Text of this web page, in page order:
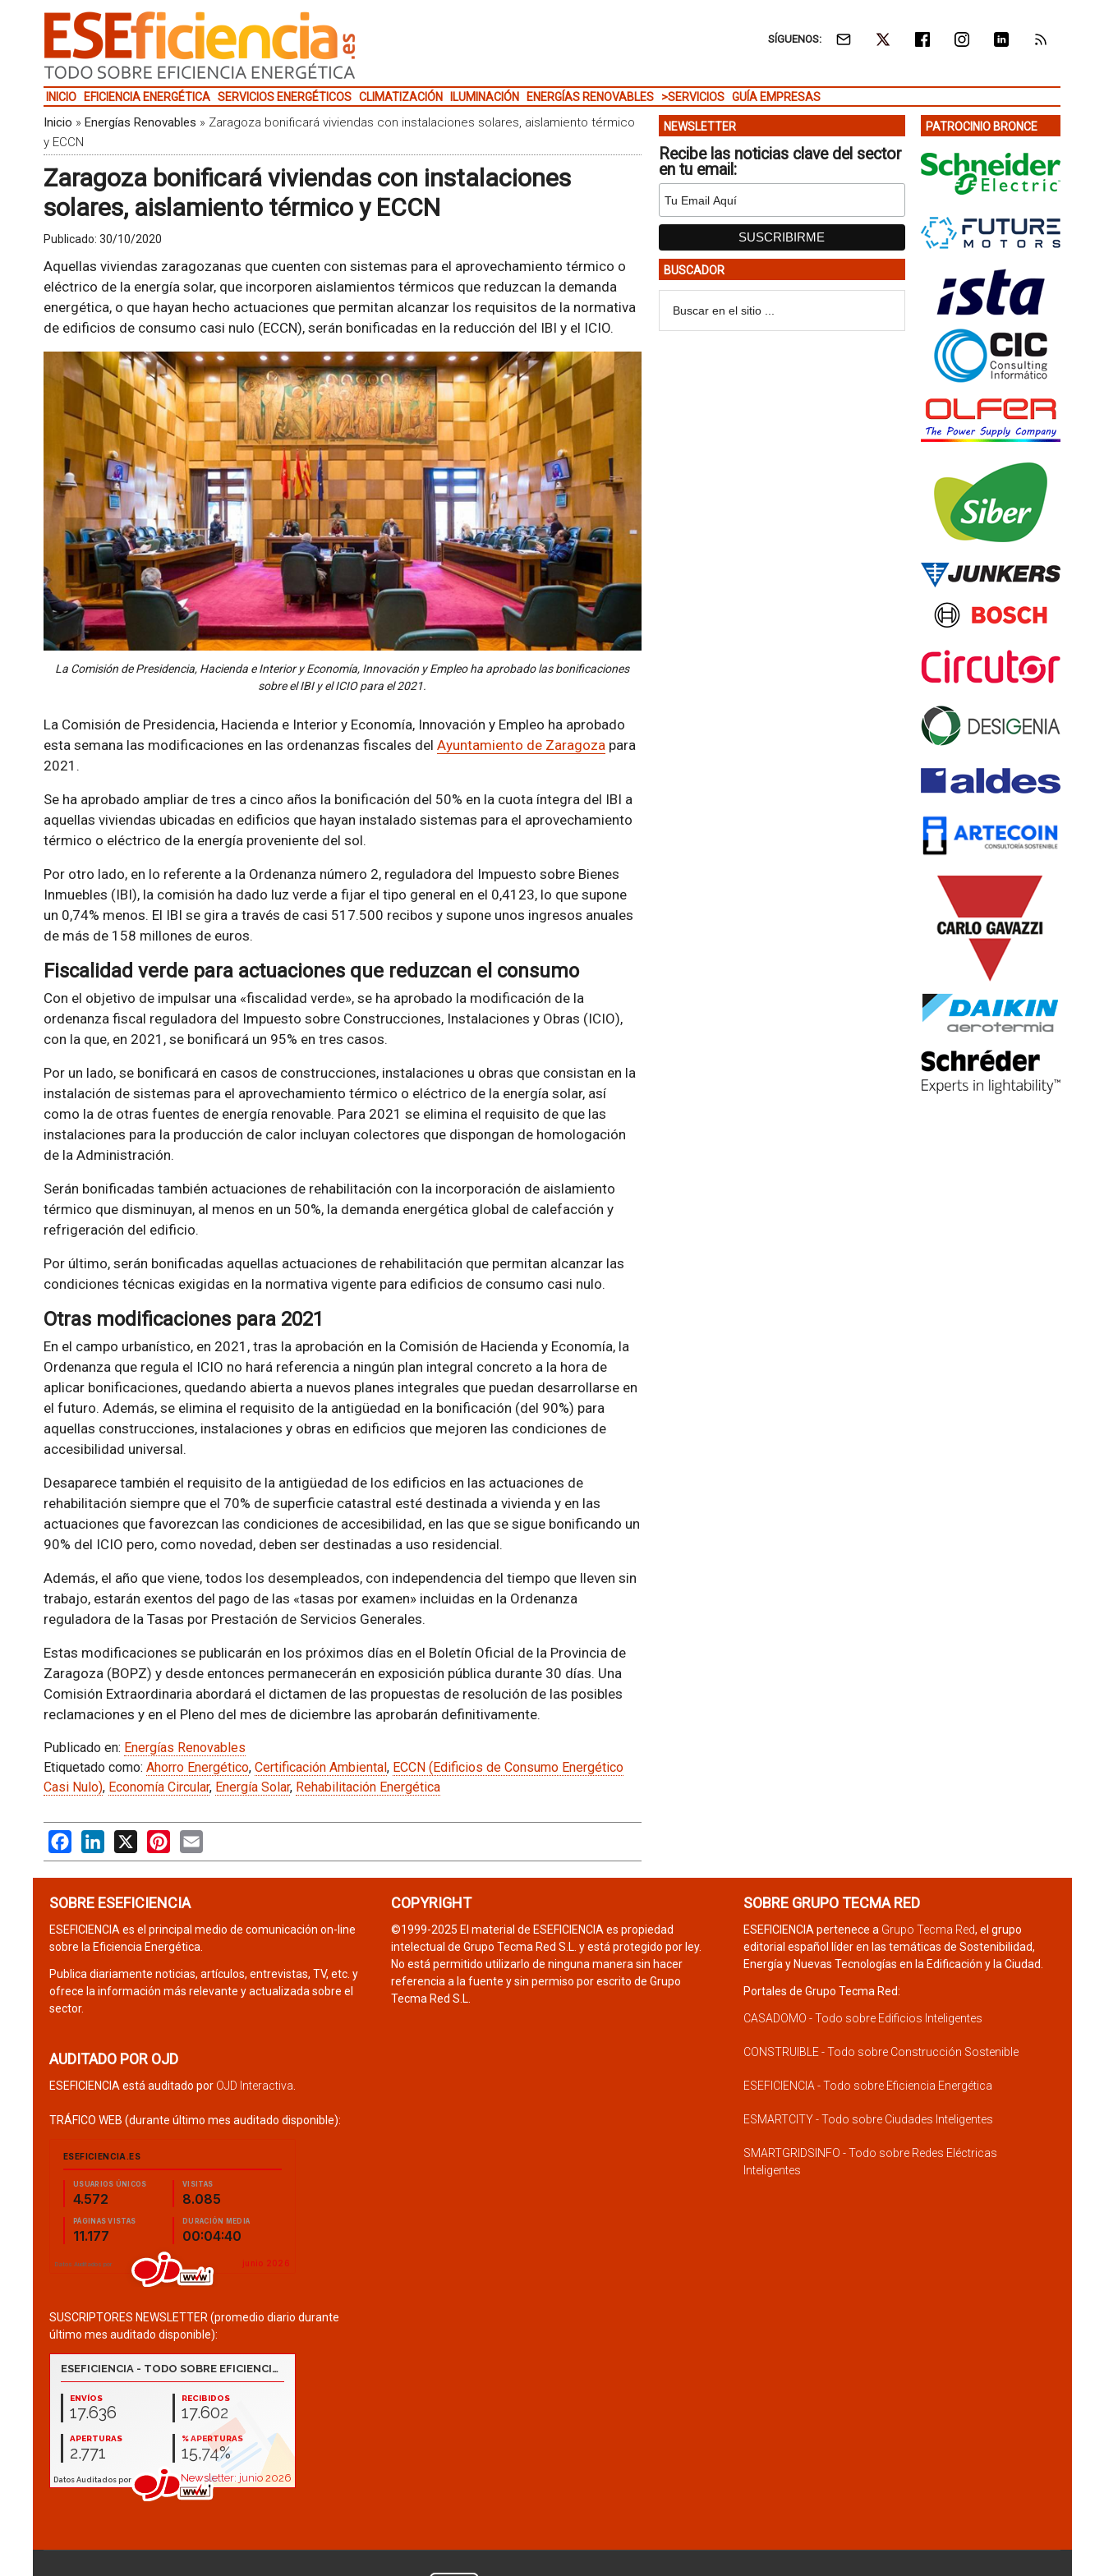
SÍGUENOS:
INICIO EFICIENCIA ENERGÉTICA SERVICIOS ENERGÉTICOS CLIMATIZACIÓN ILUMINACIÓN ENERGÍAS RENOVABLES >SERVICIOS GUÍA EMPRESAS
Inicio » Energías Renovables » Zaragoza bonificará viviendas con instalaciones solares, aislamiento térmico
y ECCN
Zaragoza bonificará viviendas con instalaciones
solares, aislamiento térmico y ECCN
Publicado: 30/10/2020
Aquellas viviendas zaragozanas que cuenten con sistemas para el aprovechamiento térmico o
eléctrico de la energía solar, que incorporen aislamientos térmicos que reduzcan la demanda
energética, o que hayan hecho actuaciones que permitan alcanzar los requisitos de la normativa
de edificios de consumo casi nulo (ECCN), serán bonificadas en la reducción del IBI y el ICIO.
La Comisión de Presidencia, Hacienda e Interior y Economía, Innovación y Empleo ha aprobado las bonificaciones
sobre el IBI y el ICIO para el 2021.
La Comisión de Presidencia, Hacienda e Interior y Economía, Innovación y Empleo ha aprobado
esta semana las modificaciones en las ordenanzas fiscales del Ayuntamiento de Zaragozapara
2021.
Se ha aprobado ampliar de tres a cinco años la bonificación del 50% en la cuota íntegra del IBI a
aquellas viviendas ubicadas en edificios que hayan instalado sistemas para el aprovechamiento
térmico o eléctrico de la energía proveniente del sol.
Por otro lado, en lo referente a la Ordenanza número 2, reguladora del Impuesto sobre Bienes
Inmuebles (IBI), la comisión ha dado luz verde a fijar el tipo general en el 0,4123, lo que supone
un 0,74% menos. El IBI se gira a través de casi 517.500 recibos y supone unos ingresos anuales
de más de 158 millones de euros.
Fiscalidad verde para actuaciones que reduzcan el consumo
Con el objetivo de impulsar una «fiscalidad verde», se ha aprobado la modificación de la
ordenanza fiscal reguladora del Impuesto sobre Construcciones, Instalaciones y Obras (ICIO),
con la que, en 2021, se bonificará un 95% en tres casos.
Por un lado, se bonificará en casos de construcciones, instalaciones u obras que consistan en la
instalación de sistemas para el aprovechamiento térmico o eléctrico de la energía solar, así
como la de otras fuentes de energía renovable. Para 2021 se elimina el requisito de que las
instalaciones para la producción de calor incluyan colectores que dispongan de homologación
de la Administración.
Serán bonificadas también actuaciones de rehabilitación con la incorporación de aislamiento
térmico que disminuyan, al menos en un 50%, la demanda energética global de calefacción y
refrigeración del edificio.
Por último, serán bonificadas aquellas actuaciones de rehabilitación que permitan alcanzar las
condiciones técnicas exigidas en la normativa vigente para edificios de consumo casi nulo.
Otras modificaciones para 2021
En el campo urbanístico, en 2021, tras la aprobación en la Comisión de Hacienda y Economía, la
Ordenanza que regula el ICIO no hará referencia a ningún plan integral concreto a la hora de
aplicar bonificaciones, quedando abierta a nuevos planes integrales que puedan desarrollarse en
el futuro. Además, se elimina el requisito de la antigüedad en la bonificación (del 90%) para
aquellas construcciones, instalaciones y obras en edificios que mejoren las condiciones de
accesibilidad universal.
Desaparece también el requisito de la antigüedad de los edificios en las actuaciones de
rehabilitación siempre que el 70% de superficie catastral esté destinada a vivienda y en las
actuaciones que favorezcan las condiciones de accesibilidad, en las que se sigue bonificando un
90% del ICIO pero, como novedad, deben ser destinadas a uso residencial.
Además, el año que viene, todos los desempleados, con independencia del tiempo que lleven sin
trabajo, estarán exentos del pago de las «tasas por examen» incluidas en la Ordenanza
reguladora de la Tasas por Prestación de Servicios Generales.
Estas modificaciones se publicarán en los próximos días en el Boletín Oficial de la Provincia de
Zaragoza (BOPZ) y desde entonces permanecerán en exposición pública durante 30 días. Una
Comisión Extraordinaria abordará el dictamen de las propuestas de resolución de las posibles
reclamaciones y en el Pleno del mes de diciembre las aprobarán definitivamente.
Publicado en: Energías Renovables
Etiquetado como: Ahorro Energético, Certificación Ambiental, ECCN (Edificios de Consumo Energético
Casi Nulo), Economía Circular, Energía Solar, Rehabilitación Energética
FacebookLinkedIn
X PinterestEmail
NEWSLETTER
Recibe las noticias clave del sector
en tu email:
BUSCADOR
PATROCINIO BRONCE
SOBRE ESEFICIENCIA
ESEFICIENCIA es el principal medio de comunicación on-line
sobre la Eficiencia Energética.
Publica diariamente noticias, artículos, entrevistas, TV, etc. y
ofrece la información más relevante y actualizada sobre el
sector.
AUDITADO POR OJD
ESEFICIENCIA está auditado por OJD Interactiva
TRÁFICO WEB (durante último mes auditado disponible):
SUSCRIPTORES NEWSLETTER (promedio diario durante
último mes auditado disponible):
COPYRIGHT
©1999-2025 El material de ESEFICIENCIA es propiedad
intelectual de Grupo Tecma Red S.L. y está protegido por ley.
No está permitido utilizarlo de ninguna manera sin hacer
referencia a la fuente y sin permiso por escrito de Grupo
Tecma Red S.L.
SOBRE GRUPO TECMA RED
ESEFICIENCIA pertenece a Grupo Tecma Red, el grupo
editorial español líder en las temáticas de Sostenibilidad,
Energía y Nuevas Tecnologías en la Edificación y la Ciudad.
Portales de Grupo Tecma Red:
CASADOMO - Todo sobre Edificios Inteligentes
CONSTRUIBLE - Todo sobre Construcción Sostenible
ESEFICIENCIA - Todo sobre Eficiencia Energética
ESMARTCITY - Todo sobre Ciudades Inteligentes
SMARTGRIDSINFO - Todo sobre Redes Eléctricas
Inteligentes